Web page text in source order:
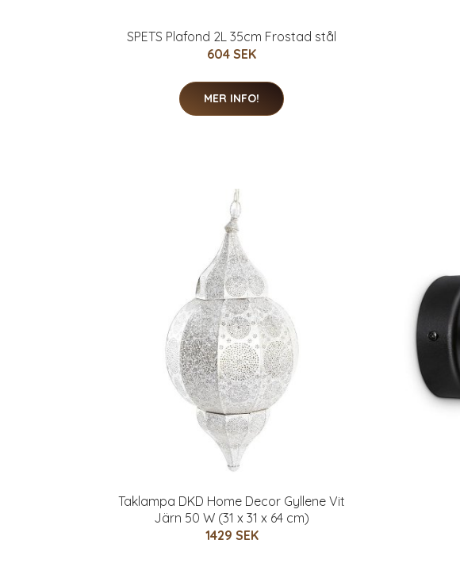
SPETS Plafond 2L 35cm Frostad stål
604 SEK
MER INFO!
Taklampa DKD Home Decor Gyllene Vit
Järn 50 W (31 x 31 x 64 cm)
1429 SEK